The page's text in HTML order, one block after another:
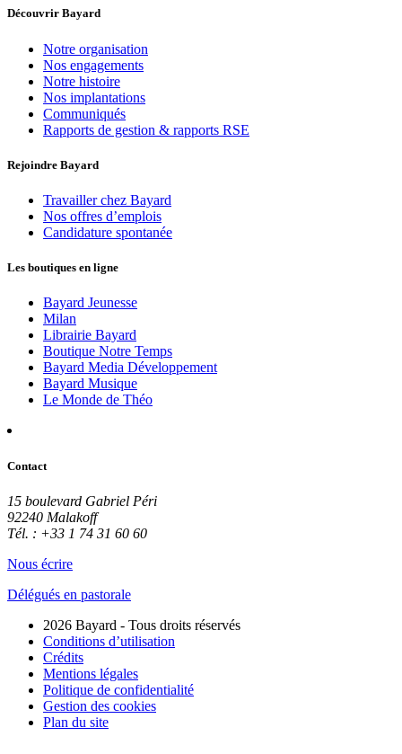
Découvrir Bayard
Notre organisation
Nos engagements
Notre histoire
Nos implantations
Communiqués
Rapports de gestion & rapports RSE
Rejoindre Bayard
Travailler chez Bayard
Nos offres d’emplois
Candidature spontanée
Les boutiques en ligne
Bayard Jeunesse
Milan
Librairie Bayard
Boutique Notre Temps
Bayard Media Développement
Bayard Musique
Le Monde de Théo
Contact
15 boulevard Gabriel Péri
92240 Malakoff
Tél. : +33 1 74 31 60 60
Nous écrire
Délégués en pastorale
2026 Bayard - Tous droits réservés
Conditions d’utilisation
Crédits
Mentions légales
Politique de confidentialité
Gestion des cookies
Plan du site